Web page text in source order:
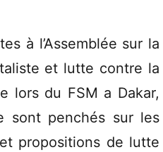
à l’Assemblée sur la
et lutte contre la
lors du FSM a Dakar,
sont penchés sur les
propositions de lutte